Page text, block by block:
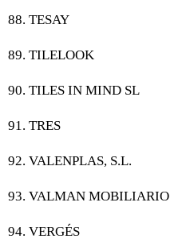
88. TESAY
89. TILELOOK
90. TILES IN MIND SL
91. TRES
92. VALENPLAS, S.L.
93. VALMAN MOBILIARIO
94. VERGÉS